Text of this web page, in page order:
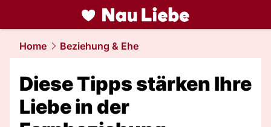
liebe.NAU.ch
Home Beziehung & Ehe
Diese Tipps stärken Ihre
Liebe in der